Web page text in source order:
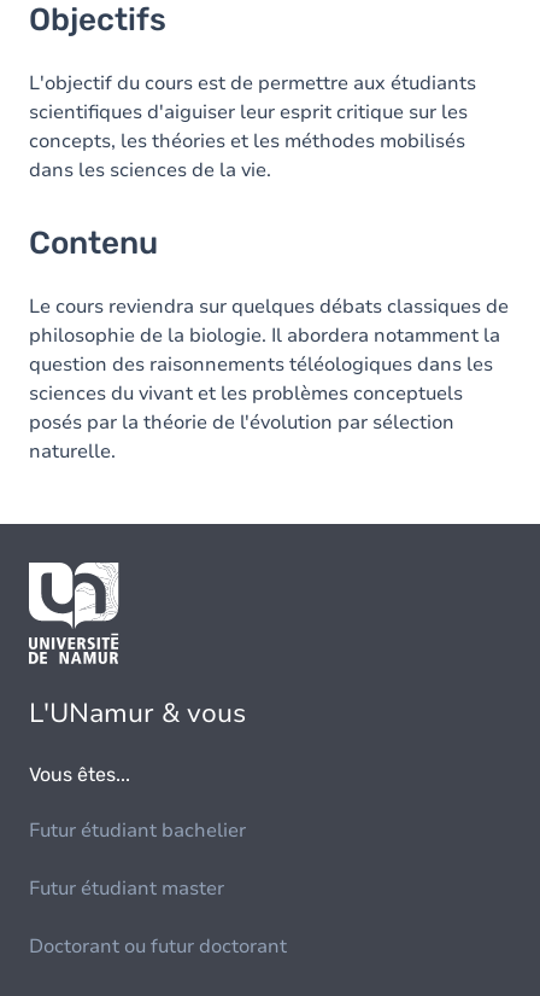
Objectifs
L'objectif du cours est de permettre aux étudiants
scientifiques d'aiguiser leur esprit critique sur les
concepts, les théories et les méthodes mobilisés
dans les sciences de la vie.
Contenu
Le cours reviendra sur quelques débats classiques de
philosophie de la biologie. Il abordera notamment la
question des raisonnements téléologiques dans les
sciences du vivant et les problèmes conceptuels
posés par la théorie de l'évolution par sélection
naturelle.
L'UNamur & vous
Vous êtes...
Futur étudiant bachelier
Futur étudiant master
Doctorant ou futur doctorant